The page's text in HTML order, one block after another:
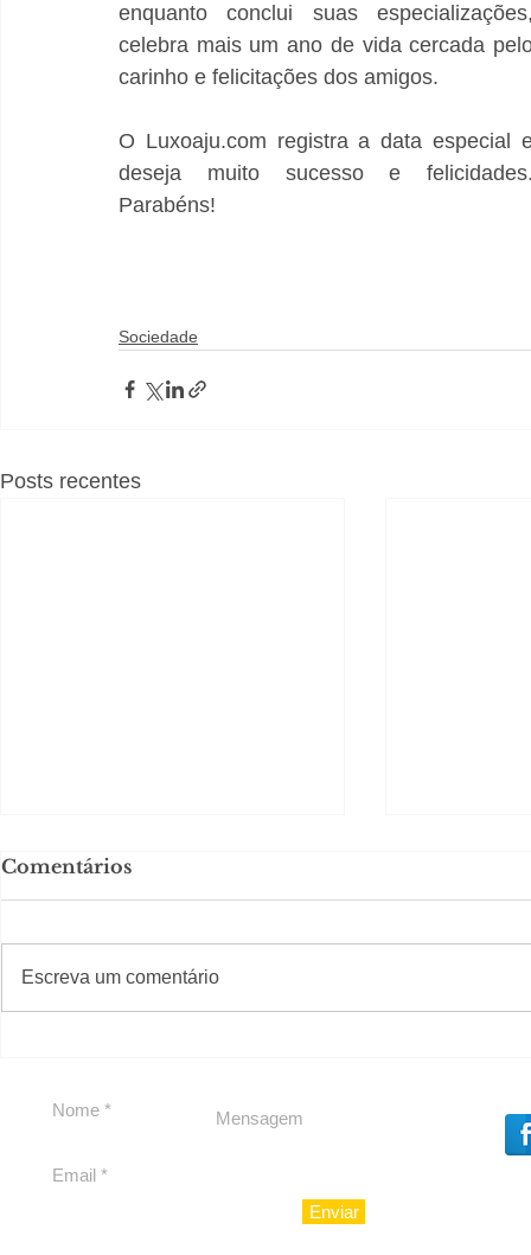
enquanto conclui suas
celebra mais um ano de vida cercada
carinho e felicitações dos amigos.
O Luxoaju.com registra a data especial
deseja muito sucesso e
Parabéns!
Sociedade
Posts recentes
Comentários
Escreva um comentário
#Sugestões
Enviar